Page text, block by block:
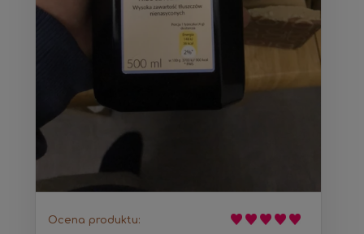
Ocena produktu: